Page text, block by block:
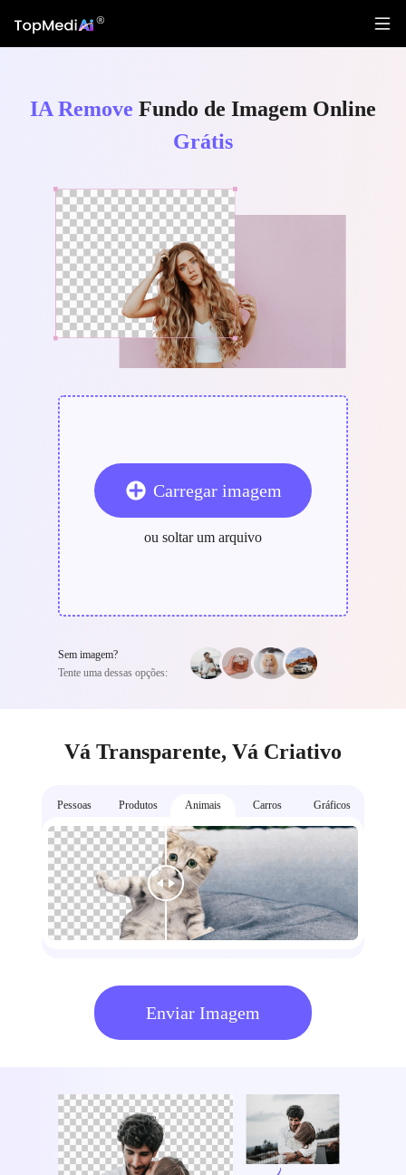
IA Remove Fundo de Imagem Online
Grátis
Carregar imagem
ou soltar um arquivo
Sem imagem?
Tente uma dessas opções:
Vá Transparente, Vá Criativo
Pessoas Produtos Animais Carros Gráficos
Enviar Imagem